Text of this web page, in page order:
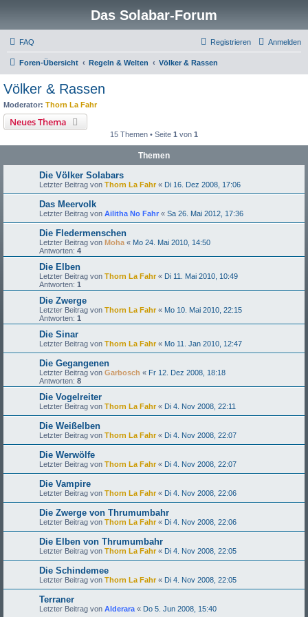
Das Solabar-Forum
FAQ Anmelden
Registrieren
Foren-Übersicht Regeln & Welten Völker & Rassen
Völker & Rassen
Moderator: Thorn La Fahr
Neues Thema
15 Themen • Seite 1 von 1
Themen
Die Völker Solabars
Letzter Beitrag von Thorn La Fahr« Di 16. Dez 2008, 17:06
Das Meervolk
Letzter Beitrag von Ailitha No Fahr « Sa 26. Mai 2012, 17:36
Die Fledermenschen
Letzter Beitrag von Moha « Mo 24. Mai 2010, 14:50
Antworten: 4
Die Elben
Letzter Beitrag von Thorn La Fahr« Di 11. Mai 2010, 10:49
Antworten: 1
Die Zwerge
Letzter Beitrag von Thorn La Fahr« Mo 10. Mai 2010, 22:15
Antworten: 1
Die Sinar
Letzter Beitrag von Thorn La Fahr« Mo 11. Jan 2010, 12:47
Die Gegangenen
Letzter Beitrag von Garbosch « Fr 12. Dez 2008, 18:18
Antworten: 8
Die Vogelreiter
Letzter Beitrag von Thorn La Fahr« Di 4. Nov 2008, 22:11
Die Weißelben
Letzter Beitrag von Thorn La Fahr« Di 4. Nov 2008, 22:07
Die Werwölfe
Letzter Beitrag von Thorn La Fahr« Di 4. Nov 2008, 22:07
Die Vampire
Letzter Beitrag von Thorn La Fahr« Di 4. Nov 2008, 22:06
Die Zwerge von Thrumumbahr
Letzter Beitrag von Thorn La Fahr« Di 4. Nov 2008, 22:06
Die Elben von Thrumumbahr
Letzter Beitrag von Thorn La Fahr« Di 4. Nov 2008, 22:05
Die Schindemee
Letzter Beitrag von Thorn La Fahr« Di 4. Nov 2008, 22:05
Terraner
Letzter Beitrag von Alderara « Do 5. Jun 2008, 15:40